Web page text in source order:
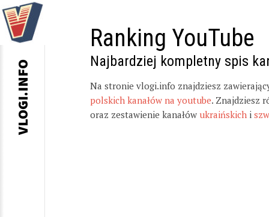
Ranking YouTube
Najbardziej kompletny spis
Na stronie vlogi.info znajdziesz
polskich kanałów na youtube. Znajdziesz
oraz zestawienie kanałów ukraińskich i
VLOGI.INFO